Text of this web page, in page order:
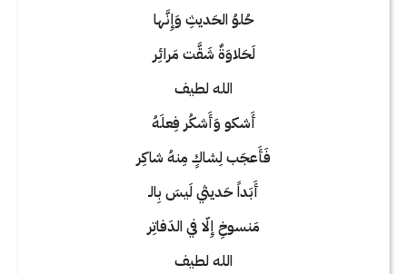
حُلوُ الحَديثِ وَإِنَّها
لَحَلاوَةٌ شَقَّت مَرائِر
الله لطيف
أَشكو وَأَشكُر فِعلَهُ
فَأَعجَب لِشاكٍ مِنهُ شاكِر
أَبَداً حَديثي لَيسَ بِالـ
مَنسوخِ إِلّا في الدَفاتِر
الله لطيف